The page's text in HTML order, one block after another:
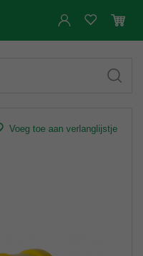
Voeg toe aan verlanglijstje